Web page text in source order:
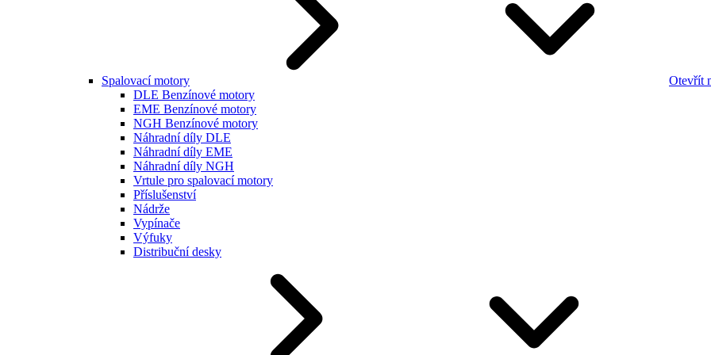
Spalovací motory
Otevřít
DLE Benzínové motory
EME Benzínové motory
NGH Benzínové motory
Náhradní díly DLE
Náhradní díly EME
Náhradní díly NGH
Vrtule pro spalovací motory
Příslušenství
Nádrže
Vypínače
Výfuky
Distribuční desky